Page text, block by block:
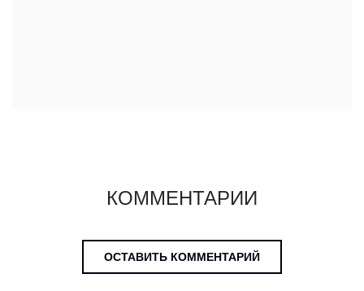
КОММЕНТАРИИ
ОСТАВИТЬ КОММЕНТАРИЙ